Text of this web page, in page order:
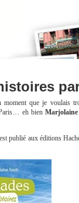
que je voulais
Paris… eh bien
publié aux éditions